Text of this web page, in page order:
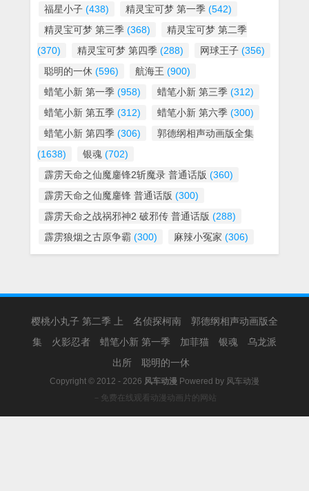
福星小子 (438) 精灵宝可梦 第一季 (542)
精灵宝可梦 第三季 (368)
精灵宝可梦 第二季
(370)
精灵宝可梦 第四季 (288) 网球王子 (356)
聪明的一休 (596) 航海王 (900)
蜡笔小新 第一季 (958) 蜡笔小新 第三季 (312)
蜡笔小新 第五季 (312) 蜡笔小新 第六季 (300)
蜡笔小新 第四季 (306)
郭德纲相声动画版全集
(1638)
银魂 (702)
霹雳天命之仙魔鏖锋2斩魔录 普通话版 (360)
霹雳天命之仙魔鏖锋 普通话版 (300)
霹雳天命之战祸邪神2 破邪传 普通话版 (288)
霹雳狼烟之古原争霸 (300) 麻辣小冤家 (306)
樱桃小丸子 第二季 上 名侦探柯南
郭德纲相声动画版全
集
火影忍者 蜡笔小新 第一季 加菲猫 银魂
乌龙派
出所
聪明的一休
Copyright © 2012 - 2026 风车动漫 Powered by 风车动漫
－免费在线观看动漫动画片的网站